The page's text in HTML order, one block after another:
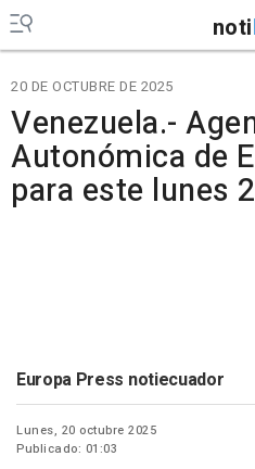
noti
20 DE OCTUBRE DE 2025
Venezuela.-
Autonómica de
para este lunes
Europa Press notiecuador
Lunes, 20 octubre 2025
Publicado: 01:03